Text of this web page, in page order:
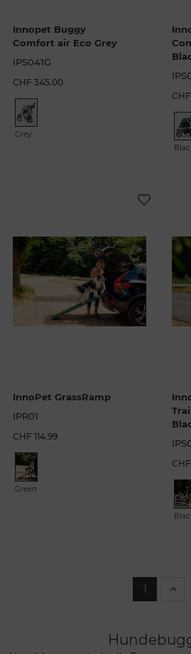
Innopet Buggy
Comfort air Eco Grey
IPS041G
CHF 345.00
Grey
InnoPet GrassRamp
IPR01
CHF 114.99
Green
1